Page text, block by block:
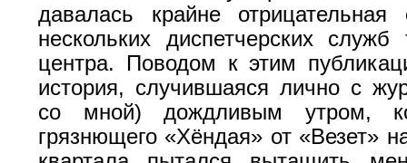
давалась крайне отрицательная
нескольких диспетчерских служб
центра. Поводом к этим
история, случившаяся лично с
со мной) дождливым утром,
грязнющего «Хёндая» от «Везет»